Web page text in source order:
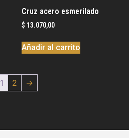
Cruz acero esmerilado
$ 13.070,00
Añadir al carrito
1 2 →